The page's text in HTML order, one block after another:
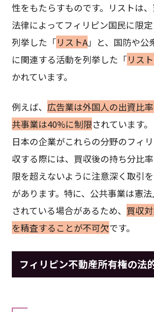
性をもたらすものです。リストは
法律によってフィリピン国民に限
列挙した「リストA」と、国防や公
に関連する活動を列挙した「リス
かれています。
例えば、 広告業は外国人の出資比
共事業は40%に制限されています。
日本の企業がこれらの分野のフィ
収する際には、買収後の持ち分比
限を超えないように注意深く取引
があります。特に、公共事業は憲
されている場合があるため、 買収
を精査することが不可欠です。
フィリピン不動産所有権の法